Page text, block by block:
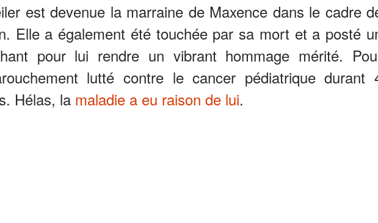
est devenue la marraine de Maxence dans le cadre
Elle a également été touchée par sa mort et a posté
pour lui rendre un vibrant hommage mérité.
lutté contre le cancer pédiatrique durant
Hélas, la maladie a eu raison de lui.